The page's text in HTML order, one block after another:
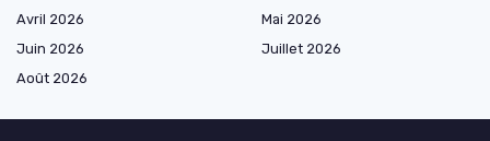
Avril 2026
Mai 2026
Juin 2026
Juillet 2026
Août 2026